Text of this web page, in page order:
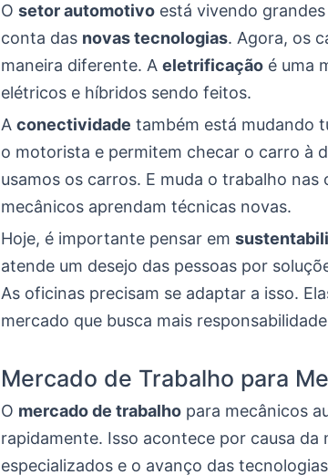
O setor automotivo está vivendo
conta das novas tecnologias. Agora, os
maneira diferente. A eletrificação é uma
elétricos e híbridos sendo feitos.
A conectividade também está mudando
o motorista e permitem checar o carro à
usamos os carros. E muda o trabalho
mecânicos aprendam técnicas novas.
Hoje, é importante pensar em
atende um desejo das pessoas por
As oficinas precisam se adaptar a isso.
mercado que busca mais
Mercado de Trabalho para
O mercado de trabalho para mecânicos
rapidamente. Isso acontece por causa da
especializados e o avanço das